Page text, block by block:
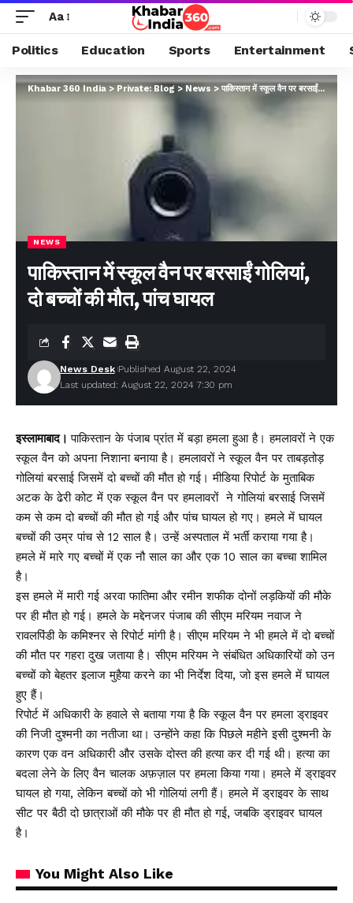
Aa
Politics Education Sports Entertainment
Khabar 360 India > Private: Blog > News > पाकिस्तान में स्कूल वैन पर बरसाईं गोलियां, दो बच्चों की मौत, पांच घायल
NEWS
पाकिस्तान में स्कूल वैन पर बरसाईं गोलियां,
दो बच्चों की मौत, पांच घायल
Last updated: August 22, 2024 7:30 pm
News Desk Published August 22, 2024
इस्लामाबाद।पाकिस्तान के पंजाब प्रांत में बड़ा हमला हुआ है। हमलावरों ने एक
स्कूल वैन को अपना निशाना बनाया है। हमलावरों ने स्कूल वैन पर ताबड़तोड़
गोलियां बरसाई जिसमें दो बच्चों की मौत हो गई। मीडिया रिपोर्ट के मुताबिक
अटक के ढेरी कोट में एक स्कूल वैन पर हमलावरों ने गोलियां बरसाई जिसमें
कम से कम दो बच्चों की मौत हो गई और पांच घायल हो गए। हमले में घायल
बच्चों की उम्र पांच से 12 साल है। उन्हें अस्पताल में भर्ती कराया गया है।
हमले में मारे गए बच्चों में एक नौ साल का और एक 10 साल का बच्चा शामिल
है।
इस हमले में मारी गई अरवा फातिमा और रमीन शफीक दोनों लड़कियों की मौके
पर ही मौत हो गई। हमले के मद्देनजर पंजाब की सीएम मरियम नवाज ने
रावलपिंडी के कमिश्नर से रिपोर्ट मांगी है। सीएम मरियम ने भी हमले में दो बच्चों
की मौत पर गहरा दुख जताया है। सीएम मरियम ने संबंधित अधिकारियों को उन
बच्चों को बेहतर इलाज मुहैया करने का भी निर्देश दिया, जो इस हमले में घायल
हुए हैं।
रिपोर्ट में अधिकारी के हवाले से बताया गया है कि स्कूल वैन पर हमला ड्राइवर
की निजी दुश्मनी का नतीजा था। उन्होंने कहा कि पिछले महीने इसी दुश्मनी के
कारण एक वन अधिकारी और उसके दोस्त की हत्या कर दी गई थी। हत्या का
बदला लेने के लिए वैन चालक अफ़ज़ाल पर हमला किया गया। हमले में ड्राइवर
घायल हो गया, लेकिन बच्चों को भी गोलियां लगी हैं। हमले में ड्राइवर के साथ
सीट पर बैठी दो छात्राओं की मौके पर ही मौत हो गई, जबकि ड्राइवर घायल
है।
You Might Also Like